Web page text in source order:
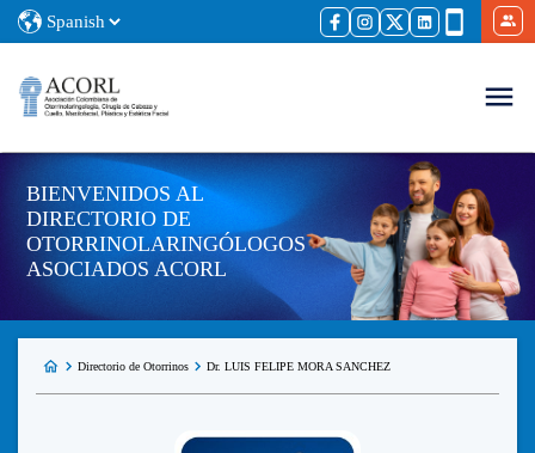
BIENVENIDOS AL
DIRECTORIO DE
OTORRINOLARINGÓLOGOS
ASOCIADOS ACORL
Directorio de Otorrinos Dr. LUIS FELIPE MORA SANCHEZ